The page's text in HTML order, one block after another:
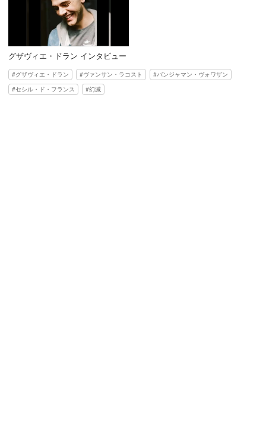
グザヴィエ・ドラン インタビュー
グザヴィエ・ドラン ヴァンサン・ラコスト
バンジャマン・ヴォワザン
セシル・ド・フランス
幻滅